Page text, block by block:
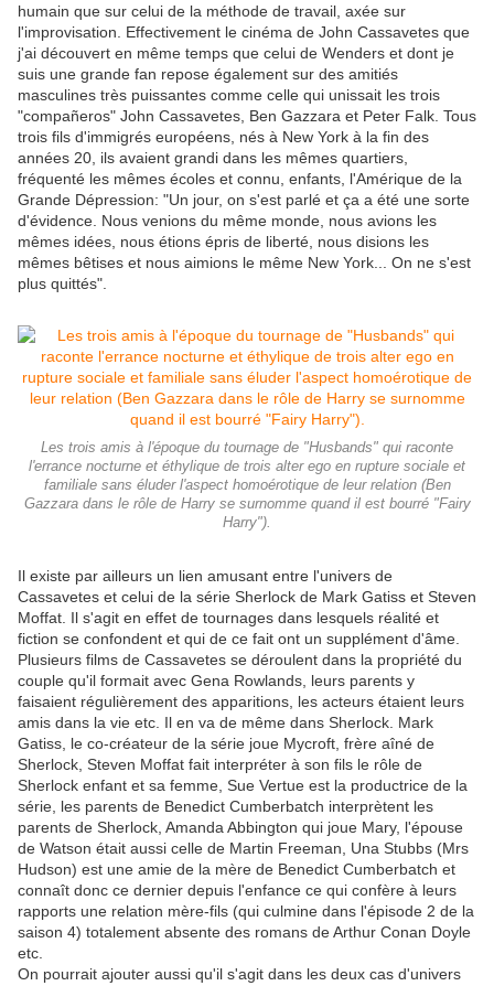
humain que sur celui de la méthode de travail, axée sur
l'improvisation. Effectivement le cinéma de John Cassavetes que
j'ai découvert en même temps que celui de Wenders et dont je
suis une grande fan repose également sur des amitiés
masculines très puissantes comme celle qui unissait les trois
"compañeros" John Cassavetes, Ben Gazzara et Peter Falk. Tous
trois fils d'immigrés européens, nés à New York à la fin des
années 20, ils avaient grandi dans les mêmes quartiers,
fréquenté les mêmes écoles et connu, enfants, l'Amérique de la
Grande Dépression: "Un jour, on s'est parlé et ça a été une sorte
d'évidence. Nous venions du même monde, nous avions les
mêmes idées, nous étions épris de liberté, nous disions les
mêmes bêtises et nous aimions le même New York... On ne s'est
plus quittés".
Les trois amis à l'époque du tournage de "Husbands" qui raconte
l'errance nocturne et éthylique de trois alter ego en rupture sociale et
familiale sans éluder l'aspect homoérotique de leur relation (Ben
Gazzara dans le rôle de Harry se surnomme quand il est bourré "Fairy
Harry").
Il existe par ailleurs un lien amusant entre l'univers de
Cassavetes et celui de la série Sherlock de Mark Gatiss et Steven
Moffat. Il s'agit en effet de tournages dans lesquels réalité et
fiction se confondent et qui de ce fait ont un supplément d'âme.
Plusieurs films de Cassavetes se déroulent dans la propriété du
couple qu'il formait avec Gena Rowlands, leurs parents y
faisaient régulièrement des apparitions, les acteurs étaient leurs
amis dans la vie etc. Il en va de même dans Sherlock. Mark
Gatiss, le co-créateur de la série joue Mycroft, frère aîné de
Sherlock, Steven Moffat fait interpréter à son fils le rôle de
Sherlock enfant et sa femme, Sue Vertue est la productrice de la
série, les parents de Benedict Cumberbatch interprètent les
parents de Sherlock, Amanda Abbington qui joue Mary, l'épouse
de Watson était aussi celle de Martin Freeman, Una Stubbs (Mrs
Hudson) est une amie de la mère de Benedict Cumberbatch et
connaît donc ce dernier depuis l'enfance ce qui confère à leurs
rapports une relation mère-fils (qui culmine dans l'épisode 2 de la
saison 4) totalement absente des romans de Arthur Conan Doyle
etc.
On pourrait ajouter aussi qu'il s'agit dans les deux cas d'univers